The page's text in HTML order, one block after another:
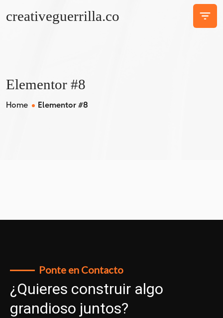
creativeguerrilla.co
Elementor #8
Home Elementor #8
Ponte en Contacto
¿Quieres construir algo
grandioso juntos?